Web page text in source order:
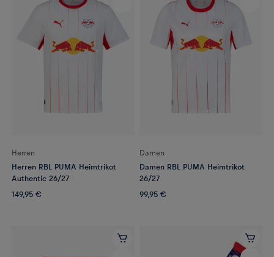
Herren
Herren RBL PUMA Heimtrikot
Authentic 26/27
149,95 €
Damen
Damen RBL PUMA Heimtrikot
26/27
99,95 €